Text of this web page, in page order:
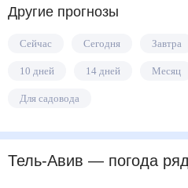
Другие прогнозы
Сейчас Сегодня Завтра
10 дней 14 дней Месяц
Для садовода
Тель-Авив— погода